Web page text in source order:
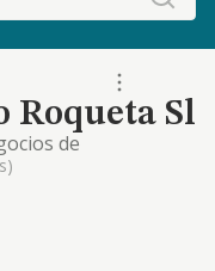
Sl
de
bares, restaurantes
y venta de fincas
toda clase de
de